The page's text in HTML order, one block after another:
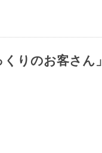
りのお客さん」